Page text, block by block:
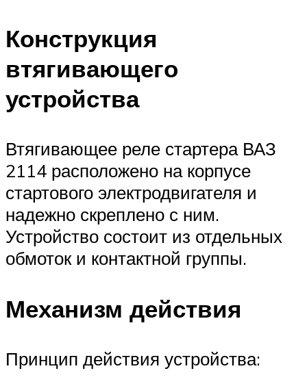
Конструкция
втягивающего
устройства
Втягивающее реле стартера ВАЗ
2114 расположено на корпусе
стартового электродвигателя и
надежно скреплено с ним.
Устройство состоит из отдельных
обмоток и контактной группы.
Механизм действия
Принцип действия устройства: